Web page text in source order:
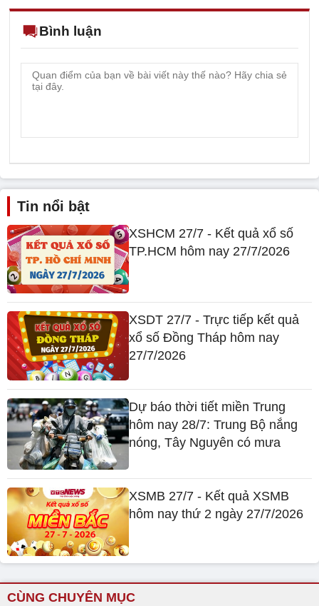
Bình luận
Tin nổi bật
XSHCM 27/7 - Kết quả xổ số
TP.HCM hôm nay 27/7/2026
XSDT 27/7 - Trực tiếp kết quả
xổ số Đồng Tháp hôm nay
27/7/2026
Dự báo thời tiết miền Trung
hôm nay 28/7: Trung Bộ nắng
nóng, Tây Nguyên có mưa
XSMB 27/7 - Kết quả XSMB
hôm nay thứ 2 ngày 27/7/2026
CÙNG CHUYÊN MỤC